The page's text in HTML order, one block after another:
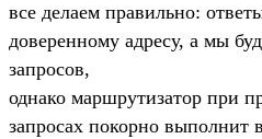
все делаем правильно:
доверенному адресу, а мы
запросов,
однако маршрутизатор при
запросах покорно выполнит